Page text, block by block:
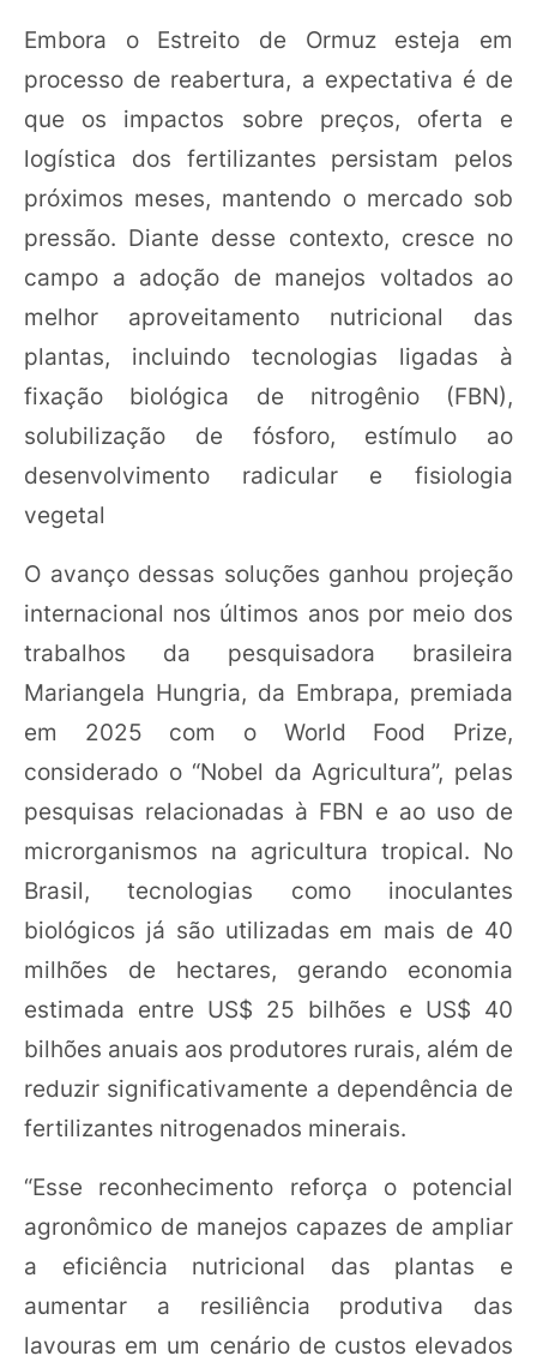
Embora o Estreito de Ormuz esteja em
processo de reabertura, a expectativa é de
que os impactos sobre preços, oferta e
logística dos fertilizantes persistam pelos
próximos meses, mantendo o mercado sob
pressão. Diante desse contexto, cresce no
campo a adoção de manejos voltados ao
melhor aproveitamento nutricional das
plantas, incluindo tecnologias ligadas à
fixação biológica de nitrogênio (FBN),
solubilização de fósforo, estímulo ao
desenvolvimento radicular e fisiologia
vegetal
O avanço dessas soluções ganhou projeção
internacional nos últimos anos por meio dos
trabalhos da pesquisadora brasileira
Mariangela Hungria, da Embrapa, premiada
em 2025 com o World Food Prize,
considerado o “Nobel da Agricultura”, pelas
pesquisas relacionadas à FBN e ao uso de
microrganismos na agricultura tropical. No
Brasil, tecnologias como inoculantes
biológicos já são utilizadas em mais de 40
milhões de hectares, gerando economia
estimada entre US$ 25 bilhões e US$ 40
bilhões anuais aos produtores rurais, além de
reduzir significativamente a dependência de
fertilizantes nitrogenados minerais.
“Esse reconhecimento reforça o potencial
agronômico de manejos capazes de ampliar
a eficiência nutricional das plantas e
aumentar a resiliência produtiva das
lavouras em um cenário de custos elevados